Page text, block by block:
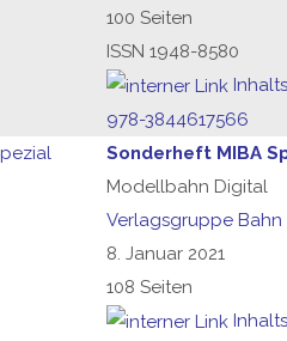
100 Seiten
ISSN 1948-8580
978-3844617566
Sonderheft MIBA
Modellbahn Digital
Verlagsgruppe Bahn
8. Januar 2021
108 Seiten